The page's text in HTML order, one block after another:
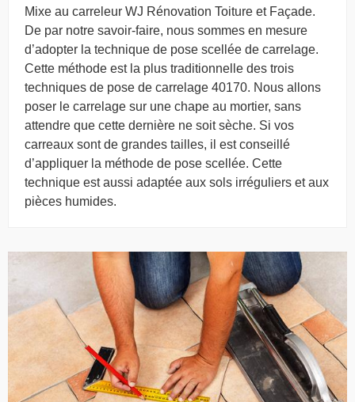
Mixe au carreleur WJ Rénovation Toiture et Façade.
De par notre savoir-faire, nous sommes en mesure
d’adopter la technique de pose scellée de carrelage.
Cette méthode est la plus traditionnelle des trois
techniques de pose de carrelage 40170. Nous allons
poser le carrelage sur une chape au mortier, sans
attendre que cette dernière ne soit sèche. Si vos
carreaux sont de grandes tailles, il est conseillé
d’appliquer la méthode de pose scellée. Cette
technique est aussi adaptée aux sols irréguliers et aux
pièces humides.